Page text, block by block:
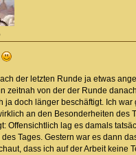
der letzten Runde ja etwas
zeitnah von der der Runde
ja doch länger beschäftigt. Ich war
an den Besonderheiten des
Offensichtlich lag es damals
Tages. Gestern war es dann
dass ich auf der Arbeit keine